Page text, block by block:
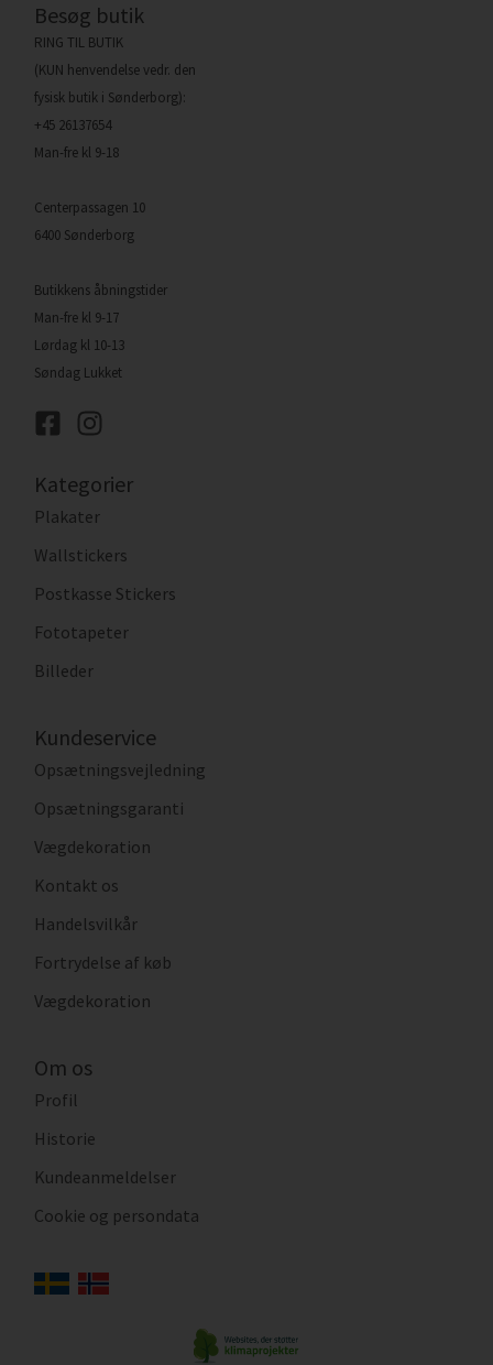
Besøg butik
RING TIL BUTIK
(KUN henvendelse vedr. den
fysisk butik i Sønderborg):
+45 26137654
Man-fre kl 9-18
Centerpassagen 10
6400 Sønderborg
Butikkens åbningstider
Man-fre kl 9-17
Lørdag kl 10-13
Søndag Lukket
Kategorier
Plakater
Wallstickers
Postkasse Stickers
Fototapeter
Billeder
Kundeservice
Opsætningsvejledning
Opsætningsgaranti
Vægdekoration
Kontakt os
Handelsvilkår
Fortrydelse af køb
Vægdekoration
Om os
Profil
Historie
Kundeanmeldelser
Cookie og persondata